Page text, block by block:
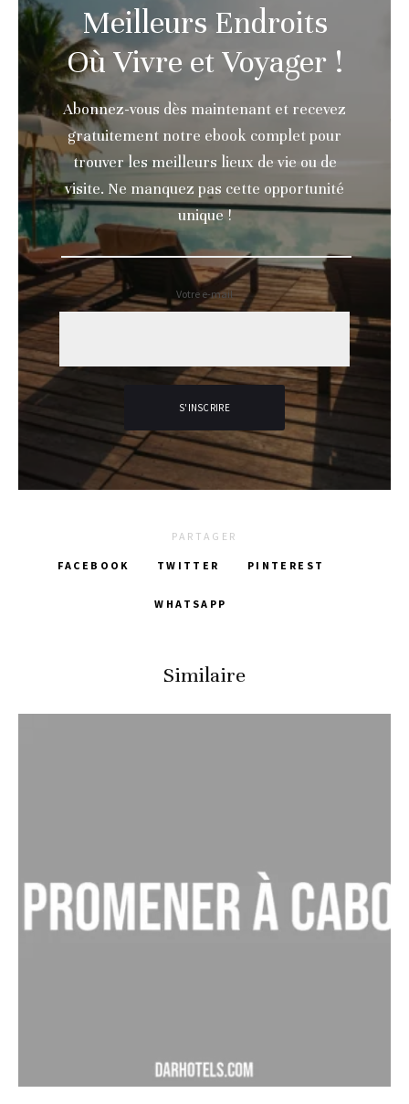
Meilleurs Endroits
Où Vivre et Voyager !
Abonnez-vous dès maintenant et recevez
gratuitement notre ebook complet pour
trouver les meilleurs lieux de vie ou de
visite. Ne manquez pas cette opportunité
unique !
Votre e-mail
PARTAGER
FACEBOOK TWITTER PINTEREST
WHATSAPP
Similaire